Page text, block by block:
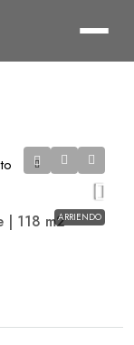
ARRIENDO
| 118 m2